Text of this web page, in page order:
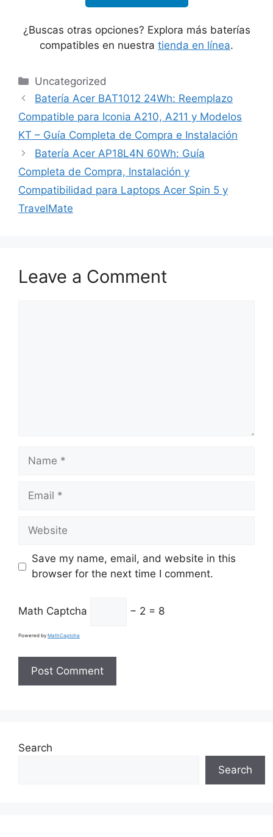
¿Buscas otras opciones? Explora más baterías
compatibles en nuestra tienda en línea.
Categories
Uncategorized
Batería Acer BAT1012 24Wh: Reemplazo
Compatible para Iconia A210, A211 y Modelos
KT – Guía Completa de Compra e Instalación
Batería Acer AP18L4N 60Wh: Guía
Completa de Compra, Instalación y
Compatibilidad para Laptops Acer Spin 5 y
TravelMate
Leave a Comment
Name
Email
Website
Save my name, email, and website in this
browser for the next time I comment.
Math Captcha − 2 = 8
Powered by MathCaptcha
Search
Search